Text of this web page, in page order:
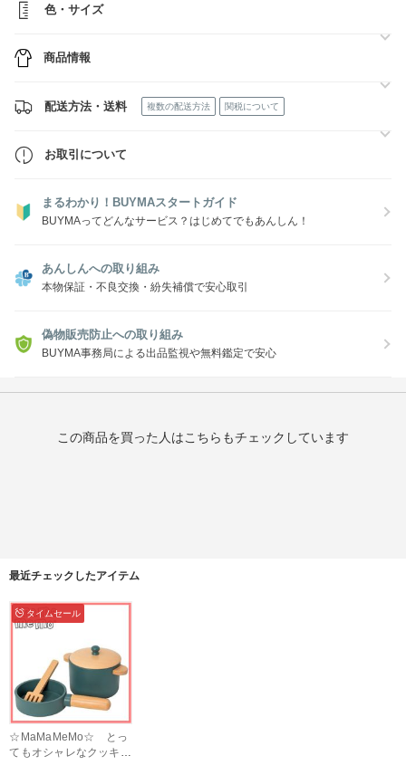
セール期間中は在庫の変動が激しいため、在庫状況をお伝えした後すぐ
店舗在庫がない場合はお取り寄せとなり、だいたい２～５日ほどお時間
をいただきます。(ヨーロッパの土日祝日を含まず)
＊お取引＊
す。
商品のご質問などは遠慮なくお送りください、迅速に対応させていただ
色・サイズ
商品情報
配送方法・送料 複数の配送方法 関税について
お取引について
まるわかり！BUYMAスタートガイド
BUYMAってどんなサービス？はじめてでもあんしん！
あんしんへの取り組み
本物保証・不良交換・紛失補償で安心取引
偽物販売防止への取り組み
BUYMA事務局による出品監視や無料鑑定で安心
この商品を買った人はこちらもチェックしています
最近チェックしたアイテム
タイムセール
☆MaMaMeMo☆ とっ
てもオシャレなクッキン